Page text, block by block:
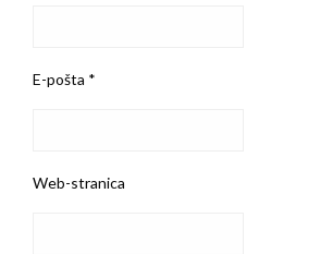
E-pošta *
Web-stranica